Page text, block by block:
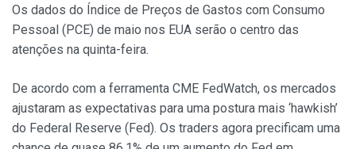
Os dados do Índice de Preços de Gastos com Consumo
Pessoal (PCE) de maio nos EUA serão o centro das
atenções na quinta-feira.
De acordo com a ferramenta CME FedWatch, os mercados
ajustaram as expectativas para uma postura mais ‘hawkish’
do Federal Reserve (Fed). Os traders agora precificam uma